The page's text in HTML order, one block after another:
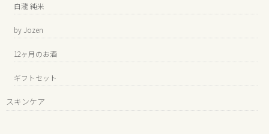
白瀧 純米
by Jozen
12ヶ月のお酒
ギフトセット
スキンケア